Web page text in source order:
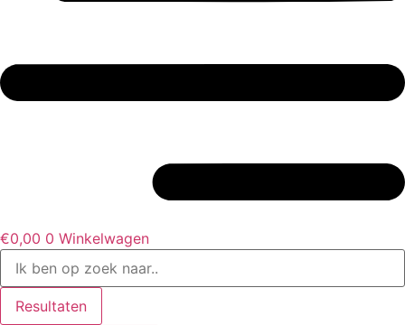
€0,00 0 Winkelwagen
Search
Resultaten